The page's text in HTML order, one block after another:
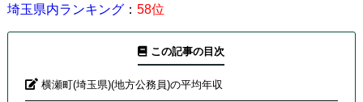
埼玉県内ランキング： 58位
この記事の目次
横瀬町(埼玉県)(地方公務員)の平均年収